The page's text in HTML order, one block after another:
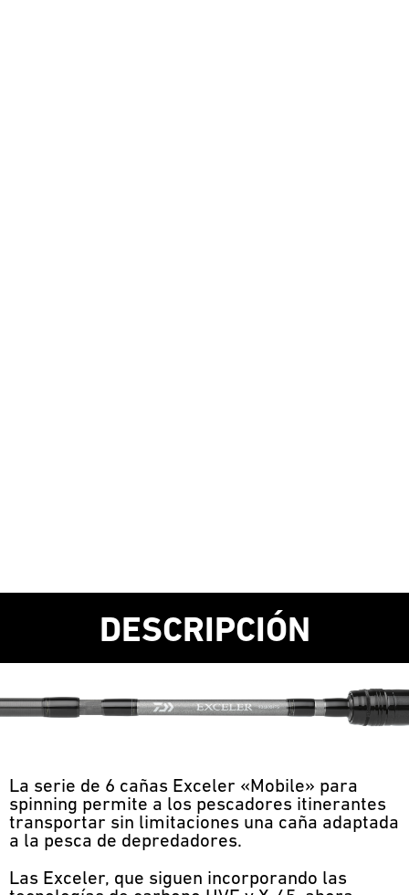
DESCRIPCIÓN
La serie de 6 cañas Exceler «Mobile» para
spinning permite a los pescadores itinerantes
transportar sin limitaciones una caña adaptada
a la pesca de depredadores.
Las Exceler, que siguen incorporando las